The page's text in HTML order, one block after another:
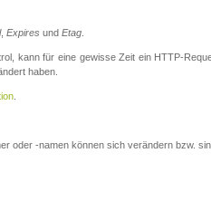
, Expires und Etag.
kann für eine gewisse Zeit ein HTTP-
haben.
.
oder -namen können sich verändern bzw.